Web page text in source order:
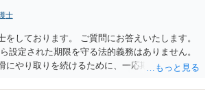
接ご確認いただくといいですよ。 ご質問に対す
可能であれば、ご依頼になるかは別にして、お
談されて、今後の対応についてアドバイスを求
たします。 ご参考にしていただけますと幸いで
士
をしております。 ご質問にお答えいたします。
設定された期限を守る法的義務はありません。
にやり取りを続けるために、一応期限を守って
もご不安という場合には、「弁護士に相談して